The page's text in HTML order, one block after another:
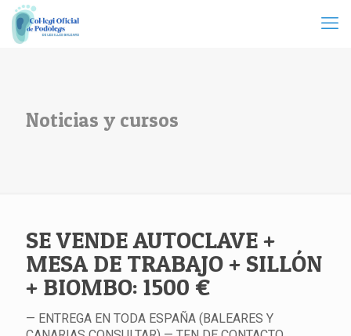
Noticias y cursos
SE VENDE AUTOCLAVE +
MESA DE TRABAJO + SILLÓN
+ BIOMBO: 1500 €
— ENTREGA EN TODA ESPAÑA (BALEARES Y